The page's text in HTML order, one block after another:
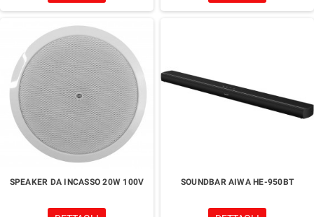
SPEAKER DA INCASSO 20W 100V SOUNDBAR AIWA HE-950BT